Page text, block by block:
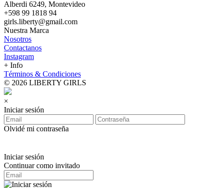
Alberdi 6249, Montevideo
+598 99 1818 94
girls.liberty@gmail.com
Nuestra Marca
Nosotros
Contactanos
Instagram
+ Info
Términos & Condiciones
© 2026 LIBERTY GIRLS
×
Iniciar sesión
Olvidé mi contraseña
Iniciar sesión
Continuar como invitado